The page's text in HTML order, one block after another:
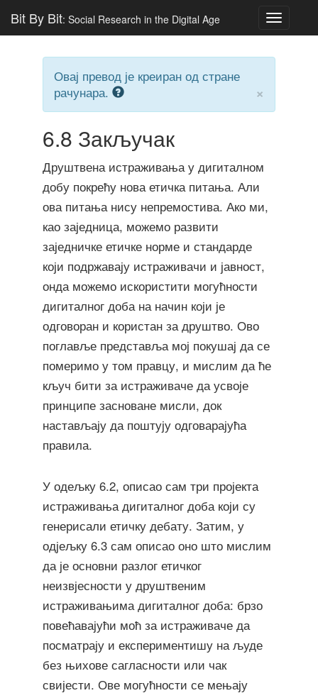
Toggle
Bit By Bit: Social Research in the Digital Age
Овај превод је креиран од стране
рачунара.
×
6.8 Закључак
Друштвена истраживања у дигиталном
добу покрећу нова етичка питања. Али
ова питања нису непремостива. Ако ми,
као заједница, можемо развити
заједничке етичке норме и стандарде
који подржавају истраживачи и јавност,
онда можемо искористити могућности
дигиталног доба на начин који је
одговоран и користан за друштво. Ово
поглавље представља мој покушај да се
померимо у том правцу, и мислим да ће
кључ бити за истраживаче да усвоје
принципе засноване мисли, док
настављају да поштују одговарајућа
правила.
У одељку 6.2, описао сам три пројекта
истраживања дигиталног доба који су
генерисали етичку дебату. Затим, у
одјељку 6.3 сам описао оно што мислим
да је основни разлог етичког
неизвјесности у друштвеним
истраживањима дигиталног доба: брзо
повећавајући моћ за истраживаче да
посматрају и експериментишу на људе
без њихове сагласности или чак
свијести. Ове могућности се мењају